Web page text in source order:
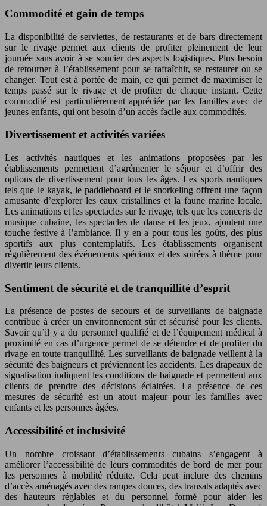
Commodité et gain de temps
La disponibilité de serviettes, de restaurants et de bars directement
sur le rivage permet aux clients de profiter pleinement de leur
journée sans avoir à se soucier des aspects logistiques. Plus besoin
de retourner à l’établissement pour se rafraîchir, se restaurer ou se
changer. Tout est à portée de main, ce qui permet de maximiser le
temps passé sur le rivage et de profiter de chaque instant. Cette
commodité est particulièrement appréciée par les familles avec de
jeunes enfants, qui ont besoin d’un accès facile aux commodités.
Divertissement et activités variées
Les activités nautiques et les animations proposées par les
établissements permettent d’agrémenter le séjour et d’offrir des
options de divertissement pour tous les âges. Les sports nautiques
tels que le kayak, le paddleboard et le snorkeling offrent une façon
amusante d’explorer les eaux cristallines et la faune marine locale.
Les animations et les spectacles sur le rivage, tels que les concerts de
musique cubaine, les spectacles de danse et les jeux, ajoutent une
touche festive à l’ambiance. Il y en a pour tous les goûts, des plus
sportifs aux plus contemplatifs. Les établissements organisent
régulièrement des événements spéciaux et des soirées à thème pour
divertir leurs clients.
Sentiment de sécurité et de tranquillité d’esprit
La présence de postes de secours et de surveillants de baignade
contribue à créer un environnement sûr et sécurisé pour les clients.
Savoir qu’il y a du personnel qualifié et de l’équipement médical à
proximité en cas d’urgence permet de se détendre et de profiter du
rivage en toute tranquillité. Les surveillants de baignade veillent à la
sécurité des baigneurs et préviennent les accidents. Les drapeaux de
signalisation indiquent les conditions de baignade et permettent aux
clients de prendre des décisions éclairées. La présence de ces
mesures de sécurité est un atout majeur pour les familles avec
enfants et les personnes âgées.
Accessibilité et inclusivité
Un nombre croissant d’établissements cubains s’engagent à
améliorer l’accessibilité de leurs commodités de bord de mer pour
les personnes à mobilité réduite. Cela peut inclure des chemins
d’accès aménagés avec des rampes douces, des transats adaptés avec
des hauteurs réglables et du personnel formé pour aider les